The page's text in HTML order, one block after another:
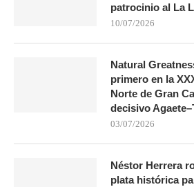
patrocinio al La
10/07/2026
Natural
primero en la
Norte de Gran
decisivo
03/07/2026
Néstor Herrera
plata histórica